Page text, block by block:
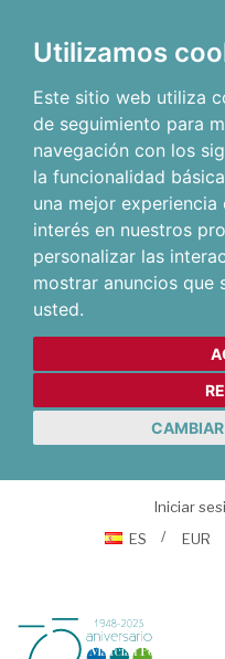
Utilizamos
Este sitio web utiliza
de seguimiento para
navegación con los
la funcionalidad
una mejor
interés en nuestros
personalizar las
mostrar anuncios que
usted.
Iniciar
ES
EUR